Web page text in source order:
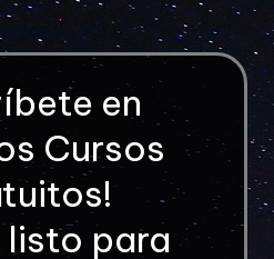
en
Cursos
listo para